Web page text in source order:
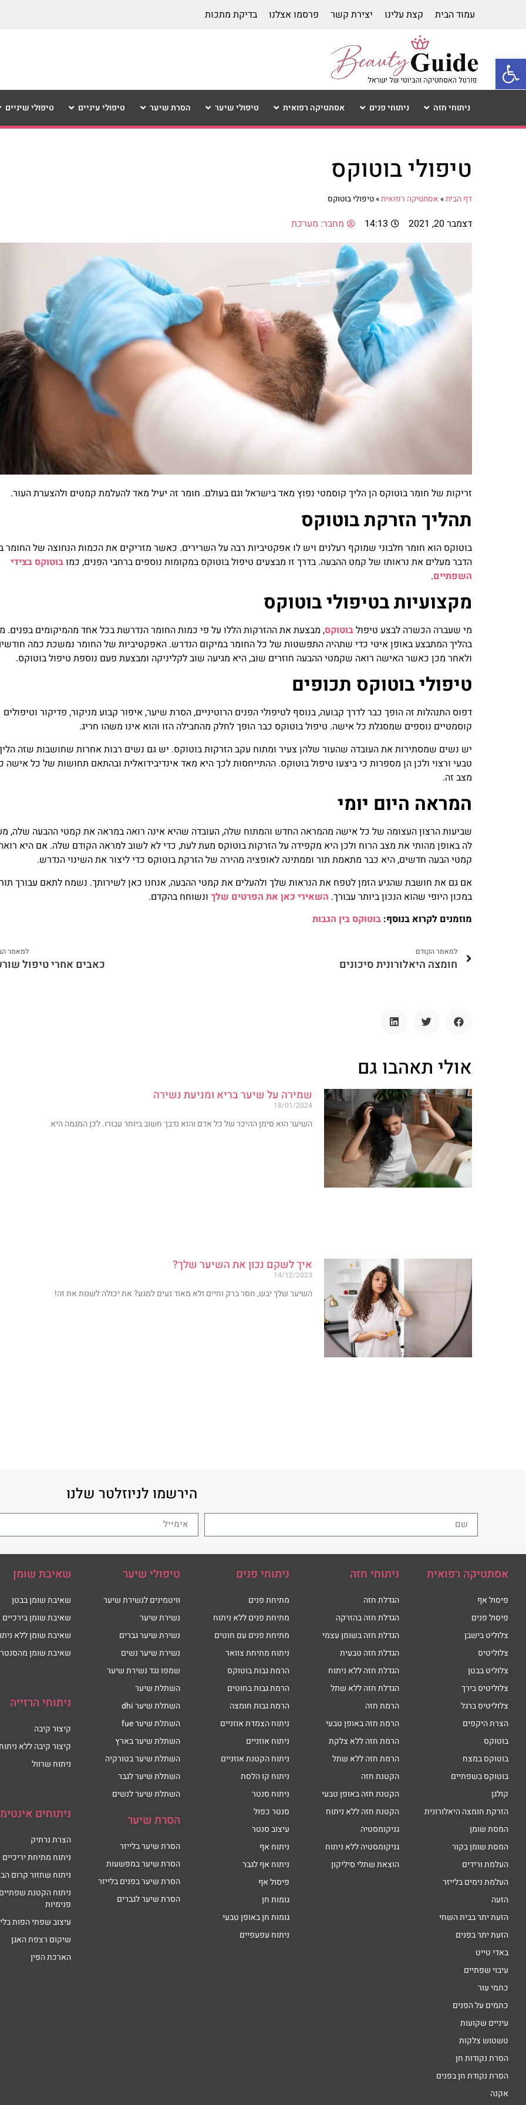
עמוד הבית קצת עלינו יצירת קשר פרסמו אצלנו בדיקת מתכות
ניתוחי חזה ניתוחי פנים אסתטיקה רפואית טיפולי שיער הסרת שיער טיפולי עיניים טיפולי שיניים
טיפולי בוטוקס
דף הבית» אסתטיקה רפואית»טיפולי בוטוקס
דצמבר 20, 2021 14:13 מחבר: מערכת
זריקות של חומר בוטוקס הן הליך קוסמטי נפוץ מאד בישראל וגם בעולם. חומר זה יעיל מאד להעלמת קמטים ולהצערת העור.
תהליך הזרקת בוטוקס
בוטוקס הוא חומר חלבוני שמוקף רעלנים ויש לו אפקטיביות רבה על השרירים. כאשר מזריקים את הכמות הנחוצה של החומר
הדבר מעלים את נראותו של קמט ההבעה. בדרך זו מבצעים טיפול בוטוקס במקומות נוספים ברחבי הפנים, כמובוטוקס בצידי
השפתיים.
מקצועיות בטיפולי בוטוקס
מי שעברה הכשרה לבצע טיפולבוטוקס, מבצעת את ההזרקות הללו על פי כמות החומר הנדרשת בכל אחד מהמיקומים בפנים.
בהליך המתבצע באופן איטי כדי שתהיה התפשטות של כל החומר במיקום הנדרש. האפקטיביות של החומר נמשכת כמה
ולאחר מכן כאשר האישה רואה שקמטי ההבעה חוזרים שוב, היא מגיעה שוב לקליניקה ומבצעת פעם נוספת טיפול בוטוקס.
טיפולי בוטוקס תכופים
דפוס התנהלות זה הופך כבר לדרך קבועה, בנוסף לטיפולי הפנים הרוטיניים, הסרת שיער, איפור קבוע מניקור, פדיקור וטיפולים
קוסמטיים נוספים שמסגלת כל אישה. טיפול בוטוקס כבר הופך לחלק מהחבילה הזו והוא אינו משהו חריג.
יש נשים שמסתירות את העובדה שהעור שלהן צעיר ומתוח עקב הזרקות בוטוקס. יש גם נשים רבות אחרות שחושבות שזה
טבעי ורצוי ולכן הן מספרות כי ביצעו טיפול בוטוקס. ההתייחסות לכך היא מאד אינדיבידואלית ובהתאם תחושות של כל אישה
מצב זה.
המראה היום יומי
שביעות הרצון העצומה של כל אישה מהמראה החדש והמתוח שלה, העובדה שהיא אינה רואה במראה את קמטי ההבעה שלה,
לה באופן מהותי את מצב הרוח ולכן היא מקפידה על הזרקות בוטוקס מעת לעת, כדי לא לשוב למראה הקודם שלה. אם היא
קמטי הבעה חדשים, היא כבר מתאמת תור וממתינה לאופציה מהירה של הזרקת בוטוקס כדי ליצור את השינוי הנדרש.
אם גם את חושבת שהגיע הזמן לטפח את הנראות שלך ולהעלים את קמטי ההבעה, אנחנו כאן לשירותך. נשמח לתאם עבורך תור
במכון היופי שהוא הנכון ביותר עבורך. השאירי כאן את הפרטים שלך ונשוחח בהקדם.
מוזמנים לקרוא בנוסף: בוטוקס בין הגבות
למאמר הקודם
חומצה היאלורונית סיכונים
למאמר
כאבים אחרי טיפול
אולי תאהבו גם
שמירה על שיער בריא ומניעת נשירה
18/01/2024
השיער הוא סימן ההיכר של כל אדם והוא נדבך חשוב ביותר עבורו. לכן המגמה היא
איך לשקם נכון את השיער שלך?
14/12/2023
השיער שלך יבש, חסר ברק וחיים ולא מאוד נעים למגע? את יכולה לשנות את זה!
הירשמו לניוזלטר שלנו
אסתטיקה רפואית
פיסול אף
פיסול פנים
צלוליט בישבן
צלוליטיס
צלוליט בבטן
צלוליטיס בירך
צלוליטיס ברגל
הצרת היקפים
בוטוקס
בוטוקס במצח
בוטוקס בשפתיים
קולגן
הזרקת חומצה היאלורונית
המסת שומן
המסת שומן בקור
העלמת ורידים
העלמת נימים בלייזר
הזעה
הזעת יתר בבית השחי
הזעת יתר בפנים
באדי טייט
עיבוי שפתיים
כתמי עור
כתמים על הפנים
עיניים שקועות
טשטוש צלקות
הסרת נקודות חן
הסרת נקודת חן בפנים
אקנה
ניתוחי חזה
הגדלת חזה
הגדלת חזה בהזרקה
הגדלת חזה בשומן עצמי
הגדלת חזה טבעית
הגדלת חזה ללא ניתוח
הגדלת חזה ללא שתל
הרמת חזה
הרמת חזה באופן טבעי
הרמת חזה ללא צלקת
הרמת חזה ללא שתל
הקטנת חזה
הקטנת חזה באופן טבעי
הקטנת חזה ללא ניתוח
גניקומסטיה
גניקומסטיה ללא ניתוח
הוצאת שתלי סיליקון
ניתוחי פנים
מתיחת פנים
מתיחת פנים ללא ניתוח
מתיחת פנים עם חוטים
ניתוח מתיחת צוואר
הרמת גבות בוטוקס
הרמת גבות בחוטים
הרמת גבות חומצה
ניתוח הצמדת אוזניים
ניתוח אוזניים
ניתוח הקטנת אוזניים
ניתוח קו הלסת
ניתוח סנטר
סנטר כפול
עיצוב סנטר
ניתוח אף
ניתוח אף לגבר
פיסול אף
גומות חן
גומות חן באופן טבעי
ניתוח עפעפיים
טיפולי שיער
וויטמינים לנשירת שיער
נשירת שיער
נשירת שיער גברים
נשירת שיער נשים
שמפו נגד נשירת שיער
השתלת שיער
השתלת שיער dhi
השתלת שיער fue
השתלת שיער בארץ
השתלת שיער בטורקיה
השתלת שיער לגבר
השתלת שיער לנשים
הסרת שיער
הסרת שיער בלייזר
הסרת שיער במפשעות
הסרת שיער בפנים בלייזר
הסרת שיער לגברים
שאיבת שומן
שאיבת שומן בבטן
שאיבת שומן בירכיים
שאיבת שומן ללא
שאיבת שומן מהסנטר
ניתוחי הרזייה
קיצור קיבה
קיצור קיבה ללא ניתוח
ניתוח שרוול
ניתוחים
הצרת נרתיק
ניתוח מתיחת יריכיים
ניתוח שחזור קרום
ניתוח הקטנת שפתיים
פנימיות
עיצוב שפתי הפות
שיקום רצפת האגן
הארכת הפין
פתח סרגל נגישות